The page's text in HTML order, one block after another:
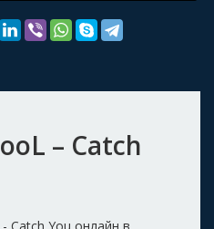
– Catch
Catch You онлайн в